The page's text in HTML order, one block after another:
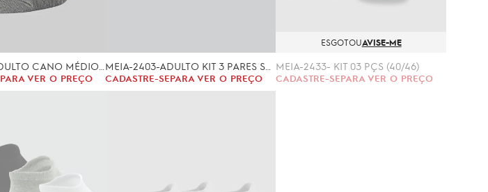
PARA VER O PREÇO CADASTRE-SEPARA VER O PREÇO
ESGOTOUAVISE-ME
MEIA-2433- KIT 03 PÇS (40/46)
CADASTRE-SEPARA VER O PREÇO